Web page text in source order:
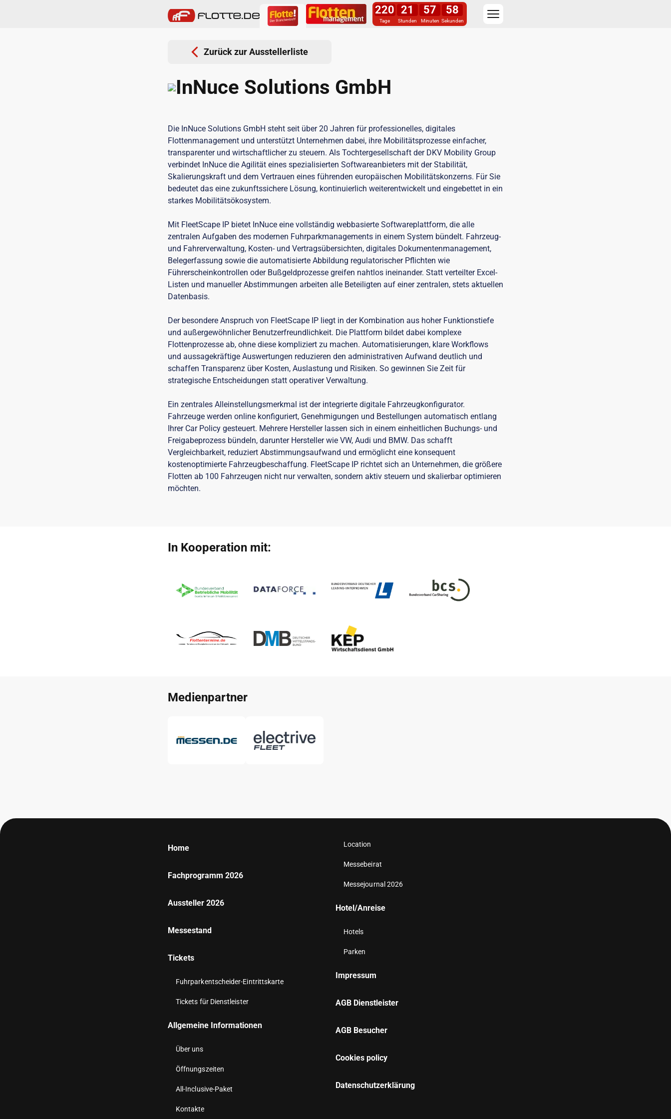
220
Tage
21
Stunden
57
Minuten
57
Sekunden
Zurück zur Ausstellerliste
InNuce Solutions GmbH
Die InNuce Solutions GmbH steht seit über 20 Jahren für professionelles, digitales
Flottenmanagement und unterstützt Unternehmen dabei, ihre Mobilitätsprozesse einfacher,
transparenter und wirtschaftlicher zu steuern. Als Tochtergesellschaft der DKV Mobility Group
verbindet InNuce die Agilität eines spezialisierten Softwareanbieters mit der Stabilität,
Skalierungskraft und dem Vertrauen eines führenden europäischen Mobilitätskonzerns. Für Sie
bedeutet das eine zukunftssichere Lösung, kontinuierlich weiterentwickelt und eingebettet in ein
starkes Mobilitätsökosystem.
Mit FleetScape IP bietet InNuce eine vollständig webbasierte Softwareplattform, die alle
zentralen Aufgaben des modernen Fuhrparkmanagements in einem System bündelt. Fahrzeug-
und Fahrerverwaltung, Kosten- und Vertragsübersichten, digitales Dokumentenmanagement,
Belegerfassung sowie die automatisierte Abbildung regulatorischer Pflichten wie
Führerscheinkontrollen oder Bußgeldprozesse greifen nahtlos ineinander. Statt verteilter Excel-
Listen und manueller Abstimmungen arbeiten alle Beteiligten auf einer zentralen, stets aktuellen
Datenbasis.
Der besondere Anspruch von FleetScape IP liegt in der Kombination aus hoher Funktionstiefe
und außergewöhnlicher Benutzerfreundlichkeit. Die Plattform bildet dabei komplexe
Flottenprozesse ab, ohne diese kompliziert zu machen. Automatisierungen, klare Workflows
und aussagekräftige Auswertungen reduzieren den administrativen Aufwand deutlich und
schaffen Transparenz über Kosten, Auslastung und Risiken. So gewinnen Sie Zeit für
strategische Entscheidungen statt operativer Verwaltung.
Ein zentrales Alleinstellungsmerkmal ist der integrierte digitale Fahrzeugkonfigurator.
Fahrzeuge werden online konfiguriert, Genehmigungen und Bestellungen automatisch entlang
Ihrer Car Policy gesteuert. Mehrere Hersteller lassen sich in einem einheitlichen Buchungs- und
Freigabeprozess bündeln, darunter Hersteller wie VW, Audi und BMW. Das schafft
Vergleichbarkeit, reduziert Abstimmungsaufwand und ermöglicht eine konsequent
kostenoptimierte Fahrzeugbeschaffung. FleetScape IP richtet sich an Unternehmen, die größere
Flotten ab 100 Fahrzeugen nicht nur verwalten, sondern aktiv steuern und skalierbar optimieren
möchten.
In Kooperation mit:
Medienpartner
Home
Fachprogramm 2026
Aussteller 2026
Messestand
Tickets
Fuhrparkentscheider-Eintrittskarte
Tickets für Dienstleister
Allgemeine Informationen
Über uns
Öffnungszeiten
All-Inclusive-Paket
Kontakte
Location
Messebeirat
Messejournal 2026
Hotel/Anreise
Hotels
Parken
Impressum
AGB Dienstleister
AGB Besucher
Cookies policy
Datenschutzerklärung